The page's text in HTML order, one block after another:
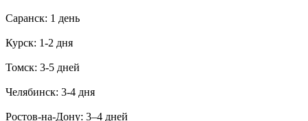
Саранск: 1 день
Курск: 1-2 дня
Томск: 3-5 дней
Челябинск: 3-4 дня
Ростов-на-Дону: 3–4 дней